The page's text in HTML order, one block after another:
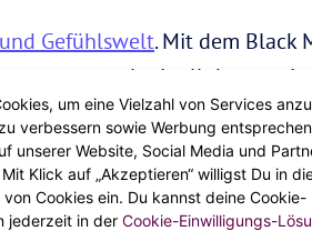
Gefühlswelt. Mit dem Black
uns mal mit all den
es “Adios amigos!” zu alten
mit dir rumschleppst.
um auf einer Welle der
um eine Vielzahl von Services
verbessern sowie Werbung
unserer Website, Social Media und
Klick auf „Akzeptieren“ willigst Du in
Cookies ein. Du kannst deine Cookie-
jederzeit in der Cookie-Einwilligungs-